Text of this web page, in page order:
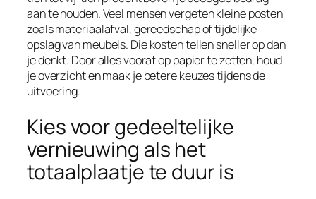
aan te houden. Veel mensen vergeten kleine posten
zoals materiaalafval, gereedschap of tijdelijke
opslag van meubels. Die kosten tellen sneller op dan
je denkt. Door alles vooraf op papier te zetten, houd
je overzicht en maak je betere keuzes tijdens de
uitvoering.
Kies voor gedeeltelijke
vernieuwing als het
totaalplaatje te duur is